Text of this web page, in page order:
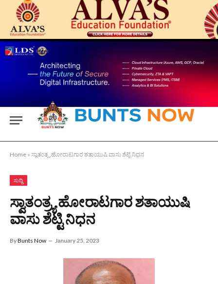
Home » ಸ್ವಾತಂತ್ರ್ಯ ಹೋರಾಟಗಾರ ಶತಾಯುಷಿ ವಾಸು ಶೆಟ್ಟಿ ನಿಧನ
ಸುದ್ದಿ
ಸ್ವಾತಂತ್ರ್ಯ ಹೋರಾಟಗಾರ ಶತಾಯುಷಿ
ವಾಸು ಶೆಟ್ಟಿ ನಿಧನ
ByBunts Now January 25, 2023